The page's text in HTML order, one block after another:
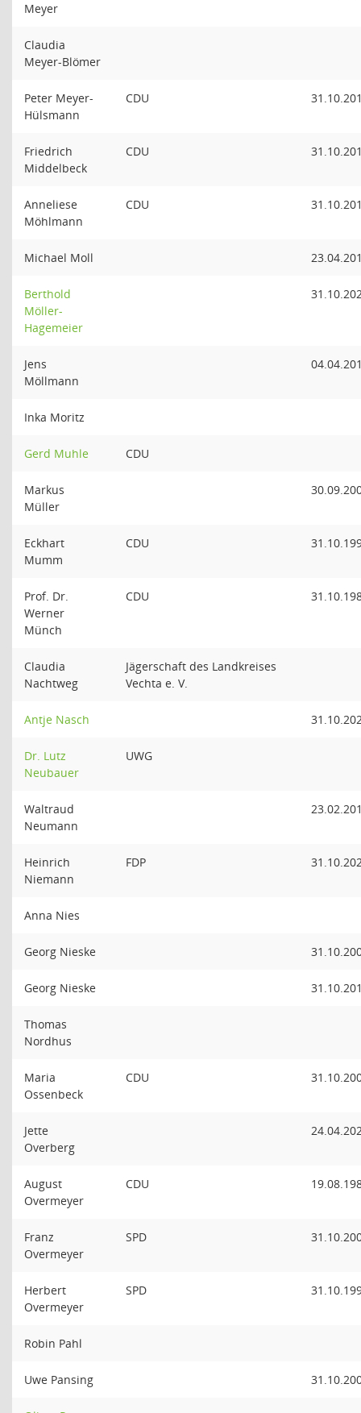
Meyer
Claudia
Meyer-Blömer
Peter Meyer-
Hülsmann
CDU
Friedrich
Middelbeck
CDU
Anneliese
Möhlmann
CDU
Michael Moll
Berthold
Möller-
Hagemeier
Jens
Möllmann
Inka Moritz
Gerd Muhle CDU
Markus
Müller
Eckhart
Mumm
CDU
Prof. Dr.
Werner
Münch
CDU
Claudia
Nachtweg
Jägerschaft des Landkreises
Vechta e. V.
Antje Nasch
Dr. Lutz
Neubauer
UWG
Waltraud
Neumann
Heinrich
Niemann
FDP
Anna Nies
Georg Nieske
Georg Nieske
Thomas
Nordhus
Maria
Ossenbeck
CDU
Jette
Overberg
August
Overmeyer
CDU
Franz
Overmeyer
SPD
Herbert
Overmeyer
SPD
Robin Pahl
Uwe Pansing